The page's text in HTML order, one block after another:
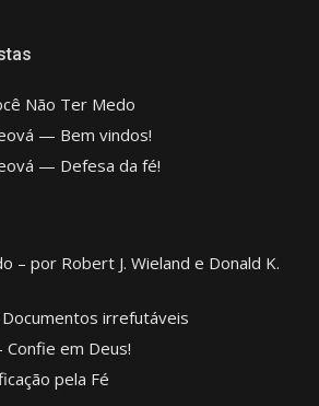
Não Ter Medo
— Bem vindos!
— Defesa da fé!
– por Robert J. Wieland e Donald K.
Documentos irrefutáveis
Confie em Deus!
pela Fé